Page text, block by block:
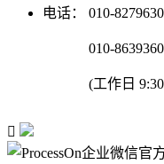
电话：
010-
010-
(工作日
